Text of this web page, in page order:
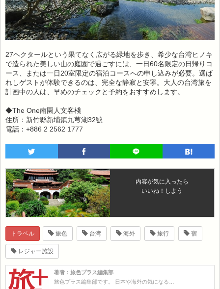
27ヘクタールという果てなく広がる緑地を歩き、希少な台湾ヒノキ
で造られた美しい山の庭園で過ごすには、一日60名限定の日帰りコ
ース、または一日20室限定の宿泊コースへの申し込みが必要。選ば
れしゲストが体験できるのは、完全な静寂と安寧。大人の台湾旅を
計画中の人は、早めのチェックと予約をおすすめします。
◆The One南園人文客棧
住所：新竹縣新埔鎮九芎湖32號
電話：+886 2 2562 1777
内容が気に入ったら
いいね！しよう
トラベル 旅色 台湾 海外 旅行 宿
レジャー施設
著者：旅色プラス編集部
旅色プラス編集部です。 日本や海外の気になる…